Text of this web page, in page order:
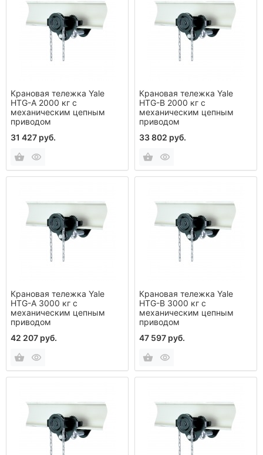
Крановая тележка Yale
HTG-A 2000 кг с
механическим цепным
приводом
31 427 руб.
Крановая тележка Yale
HTG-B 2000 кг с
механическим цепным
приводом
33 802 руб.
Крановая тележка Yale
HTG-A 3000 кг с
механическим цепным
приводом
42 207 руб.
Крановая тележка Yale
HTG-B 3000 кг с
механическим цепным
приводом
47 597 руб.